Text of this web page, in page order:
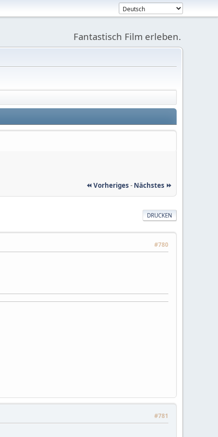
Fantastisch Film erleben.
⏪ Vorheriges - Nächstes ⏩
DRUCKEN
#780
#781